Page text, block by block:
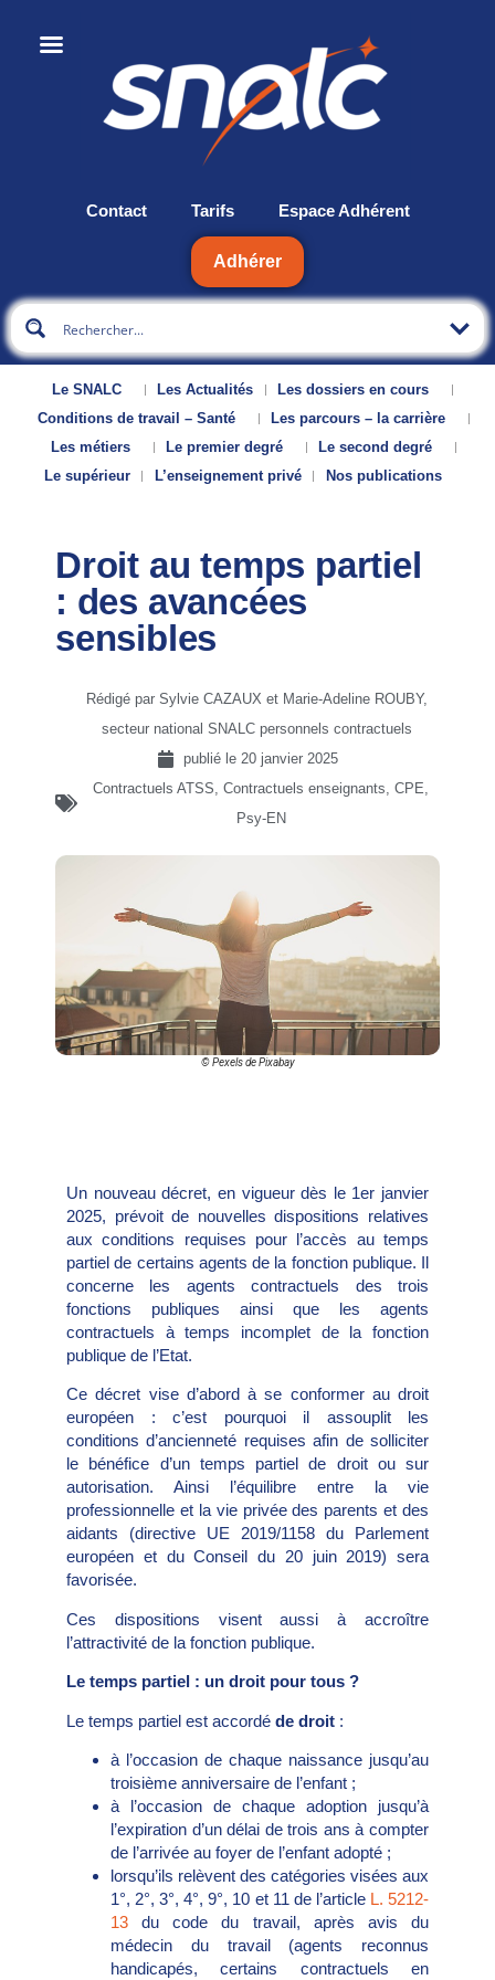
Contact Tarifs Espace Adhérent
Adhérer
Le SNALC Les Actualités
Les dossiers en cours
Conditions de travail – Santé
Les parcours – la carrière
Les métiers
Le premier degré
Le second degré
Le supérieur
L’enseignement privé Nos publications
Droit au temps partiel
: des avancées
sensibles
Rédigé par Sylvie CAZAUX et Marie-Adeline ROUBY,
secteur national SNALC personnels contractuels
publié le 20 janvier 2025
Contractuels ATSS, Contractuels enseignants, CPE,
Psy-EN
© Pexels de Pixabay
Un nouveau décret, en vigueur dès le 1er janvier
2025, prévoit de nouvelles dispositions relatives
aux conditions requises pour l’accès au temps
partiel de certains agents de la fonction publique. Il
concerne les agents contractuels des trois
fonctions publiques ainsi que les agents
contractuels à temps incomplet de la fonction
publique de l’Etat.
Ce décret vise d’abord à se conformer au droit
européen : c’est pourquoi il assouplit les
conditions d’ancienneté requises afin de solliciter
le bénéfice d’un temps partiel de droit ou sur
autorisation. Ainsi l’équilibre entre la vie
professionnelle et la vie privée des parents et des
aidants (directive UE 2019/1158 du Parlement
européen et du Conseil du 20 juin 2019) sera
favorisée.
Ces dispositions visent aussi à accroître
l’attractivité de la fonction publique.
Le temps partiel : un droit pour tous ?
Le temps partiel est accordé de droit :
à l’occasion de chaque naissance jusqu’au
troisième anniversaire de l’enfant ;
à l’occasion de chaque adoption jusqu’à
l’expiration d’un délai de trois ans à compter
de l’arrivée au foyer de l’enfant adopté ;
lorsqu’ils relèvent des catégories visées aux
1°, 2°, 3°, 4°, 9°, 10 et 11 de l’article L. 5212-
13 du code du travail, après avis du
médecin du travail (agents reconnus
handicapés, certains contractuels en